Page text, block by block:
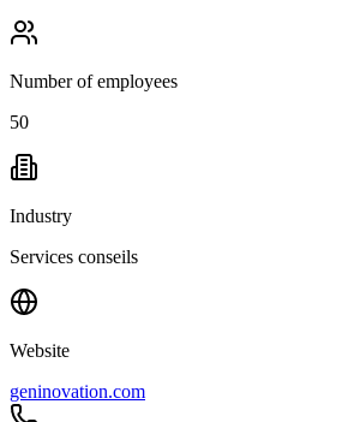
Number of employees
50
Industry
Services conseils
Website
geninovation.com